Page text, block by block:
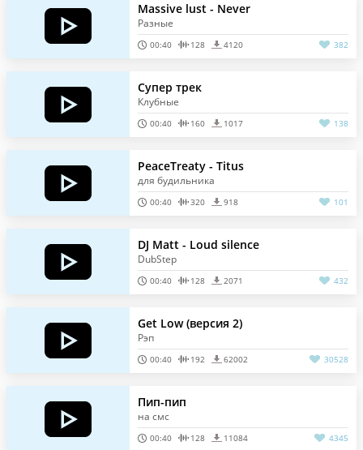
Massive lust - Never
Разные
00:40 128 4120 382
Супер трек
Клубные
00:40 160 1017 138
PeaceTreaty - Titus
для будильника
00:40 320 918 101
DJ Matt - Loud silence
DubStep
00:40 128 2071 432
Get Low (версия 2)
Рэп
00:40 192 62002 30528
Пип-пип
на смс
00:40 128 11084 4345